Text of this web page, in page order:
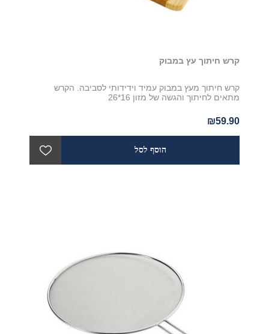
קרש חיתוך עץ במבוק
קרש חיתוך מעץ במבוק עמיד וידידותי לסביבה. הקרש
מתאים לחיתוך והגשה של מזון 16*26
₪59.90